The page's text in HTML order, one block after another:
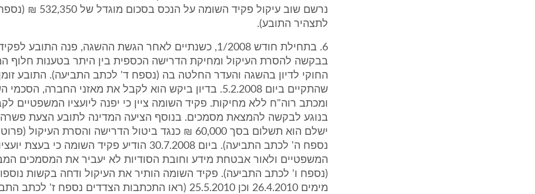
נרשם שוב עיקול פקיד השומה על
לתצהיר התובע).
6. בתחילת חודש 1/2008, כשנתיים לאחר הגשת ההשגה, פנה התובע
בבקשה להסרת העיקול ומחיקת הדרישה הכספית בין היתר בטענות חלוף
החוקי לדיון בהשגה והעדר החלטה בה (נספח ד' לכתב התביעה). התובע זומן
שהתקיים ביום 5.2.2008. בדיון ביקש הוא לקבל את מאזני החברה,
ומכתב רוה"ח ללא מחיקות. פקיד השומה ציין כי יפנה ליועציו המשפטיים
בנוגע לבקשה להמצאת מסמכים. בנוסף הציעה המדינה לתובע הצעת
ישלם הוא תשלום בסך 60,000 ₪ כנגד ביטול הדרישה והסרת העיקול
נספח ה' לכתב התביעה). ביום 30.7.2008 הודיע פקיד השומה כי בעצת
המשפטיים ולאור אבטחת מידע וחובת הסודיות לא יעביר את המסמכים
(נספח ו' לכתב התביעה). פקיד השומה הותיר את העיקול ודחה בקשות
מימים 26.4.2010 וכן 25.5.2010 (ראו התכתבות הצדדים נספח ז' לכתב התביעה).